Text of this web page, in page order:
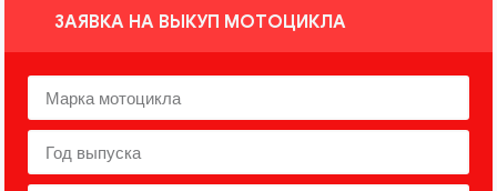
ЗАЯВКА НА ВЫКУП МОТОЦИКЛА